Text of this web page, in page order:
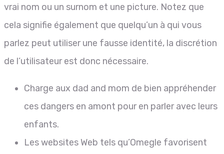
vrai nom ou un surnom et une picture. Notez que
cela signifie également que quelqu’un à qui vous
parlez peut utiliser une fausse identité, la discrétion
de l’utilisateur est donc nécessaire.
Charge aux dad and mom de bien appréhender
ces dangers en amont pour en parler avec leurs
enfants.
Les websites Web tels qu’Omegle favorisent